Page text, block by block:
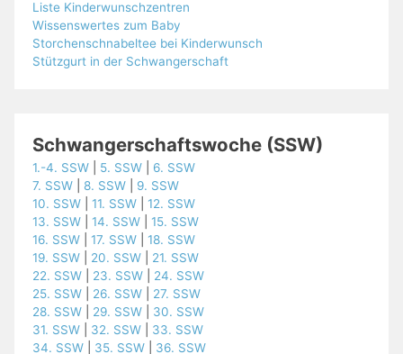
Liste Kinderwunschzentren
Wissenswertes zum Baby
Storchenschnabeltee bei Kinderwunsch
Stützgurt in der Schwangerschaft
Schwangerschaftswoche (SSW)
1.-4. SSW 5. SSW
6. SSW
7. SSW
8. SSW
9. SSW
10. SSW |11. SSW |12. SSW
13. SSW |14. SSW |15. SSW
16. SSW |17. SSW |18. SSW
19. SSW
20. SSW
21. SSW
22. SSW
23. SSW
24. SSW
25. SSW
26. SSW
27. SSW
28. SSW
29. SSW
30. SSW
31. SSW
32. SSW
33. SSW
34. SSW
35. SSW
36. SSW